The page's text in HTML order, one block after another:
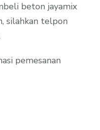
beton jayamix
silahkan telpon
pemesanan